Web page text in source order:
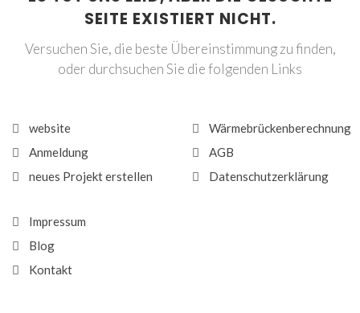
SEITE EXISTIERT NICHT.
Versuchen Sie, die beste Übereinstimmung zu finden,
oder durchsuchen Sie die folgenden Links
website
Anmeldung
neues Projekt erstellen
Wärmebrückenberechnung
AGB
Datenschutzerklärung
Impressum
Blog
Kontakt